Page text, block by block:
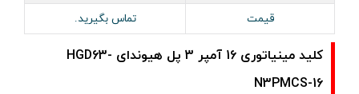
قیمت
تماس بگیرید.
کلید مینیاتوری 16 آمپر 3 پل هیوندای HGD63-
N3PMCS-16